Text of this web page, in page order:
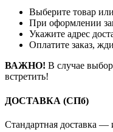
Выберите товар
При оформлении
Укажите адрес
Оплатите заказ,
ВАЖНО! В случае
встретить!
ДОСТАВКА (СПб)
Стандартная доставка